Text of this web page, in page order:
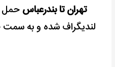
تهران تا بندرعباس حمل
لنديگراف شده و به